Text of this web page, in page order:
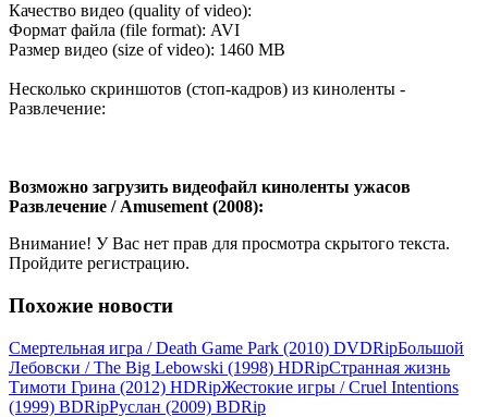
Качество видео (quality of video):
Формат файла (file format): AVI
Размер видео (size of video): 1460 MB
Несколько скриншотов (стоп-кадров) из киноленты -
Развлечение:
Возможно загрузить видеофайл киноленты ужасов
Развлечение / Amusement (2008):
Внимание! У Вас нет прав для просмотра скрытого текста.
Пройдите регистрацию.
Похожие новости
Смертельная игра / Death Game Park (2010) DVDRірБольшой
Лебовски / The Big Lebowski (1998) HDRірСтранная жизнь
Тимоти Грина (2012) НDRірЖестокие игры / Cruel Intentions
(1999) ВDRірРуслан (2009) BDRір